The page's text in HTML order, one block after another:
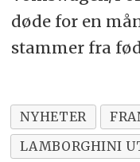
døde for en
stammer fra
NYHETER
LAMBORGHINI